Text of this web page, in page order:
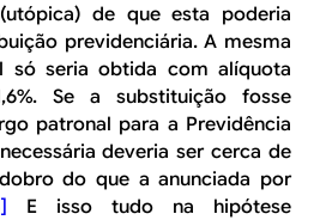
de que esta poderia
previdenciária. A mesma
só seria obtida com alíquota
Se a substituição fosse
patronal para a Previdência
deveria ser cerca de
do que a anunciada por
E isso tudo na hipótese